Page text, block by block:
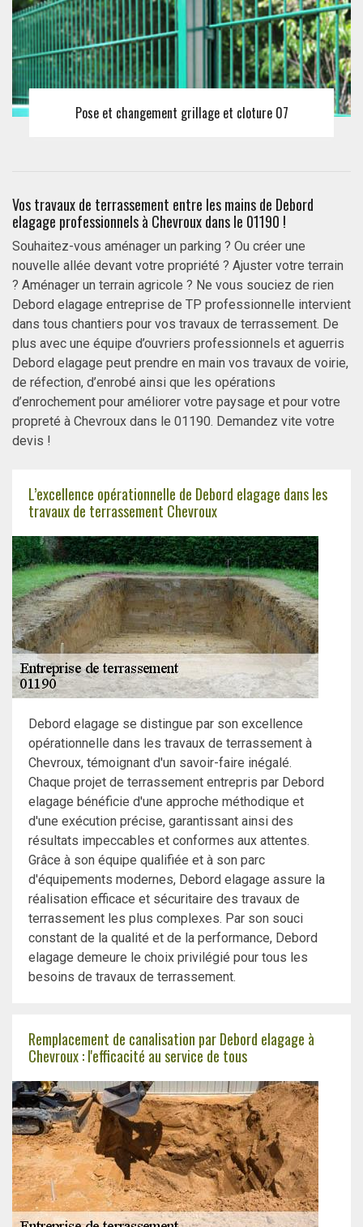
Pose et changement grillage et cloture 07
Vos travaux de terrassement entre les mains de Debord
elagage professionnels à Chevroux dans le 01190 !
Souhaitez-vous aménager un parking ? Ou créer une
nouvelle allée devant votre propriété ? Ajuster votre terrain
? Aménager un terrain agricole ? Ne vous souciez de rien
Debord elagage entreprise de TP professionnelle intervient
dans tous chantiers pour vos travaux de terrassement. De
plus avec une équipe d’ouvriers professionnels et aguerris
Debord elagage peut prendre en main vos travaux de voirie,
de réfection, d’enrobé ainsi que les opérations
d’enrochement pour améliorer votre paysage et pour votre
propreté à Chevroux dans le 01190. Demandez vite votre
devis !
L’excellence opérationnelle de Debord elagage dans les
travaux de terrassement Chevroux
Debord elagage se distingue par son excellence
opérationnelle dans les travaux de terrassement à
Chevroux, témoignant d'un savoir-faire inégalé.
Chaque projet de terrassement entrepris par Debord
elagage bénéficie d'une approche méthodique et
d'une exécution précise, garantissant ainsi des
résultats impeccables et conformes aux attentes.
Grâce à son équipe qualifiée et à son parc
d'équipements modernes, Debord elagage assure la
réalisation efficace et sécuritaire des travaux de
terrassement les plus complexes. Par son souci
constant de la qualité et de la performance, Debord
elagage demeure le choix privilégié pour tous les
besoins de travaux de terrassement.
Remplacement de canalisation par Debord elagage à
Chevroux : l'efficacité au service de tous